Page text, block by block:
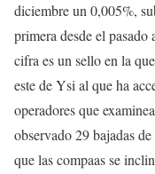
diciembre un 0,005%,
primera desde el
cifra es un sello en la
este de Ysi al que ha
operadores que
observado 29 bajadas
que las compaas se